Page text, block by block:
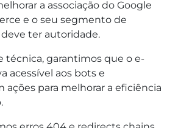
a associação do Google
e o seu segmento de
ter autoridade.
técnica, garantimos que o e-
acessível aos bots e
ações para melhorar a eficiência